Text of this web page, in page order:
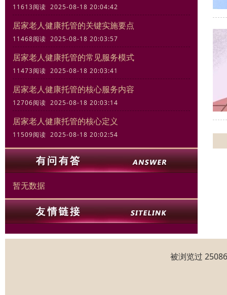
11613阅读 2025-08-18 20:04:42
居家老人健康托管的关键实施要点
11468阅读 2025-08-18 20:03:57
居家老人健康托管的常见服务模式
11473阅读 2025-08-18 20:03:41
居家老人健康托管的核心服务内容
12706阅读 2025-08-18 20:03:14
居家老人健康托管的核心定义
11509阅读 2025-08-18 20:02:54
暂无数据
被浏览过